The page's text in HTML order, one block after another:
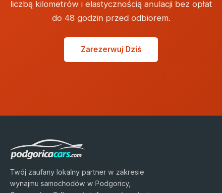
liczbą kilometrów i elastycznością anulacji bez opłat
do 48 godzin przed odbiorem.
Zarezerwuj Dziś
Twój zaufany lokalny partner w zakresie
wynajmu samochodów w Podgoricy,